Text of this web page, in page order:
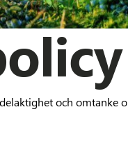
och omtanke